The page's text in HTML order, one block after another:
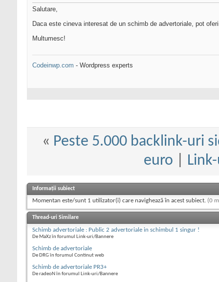
Salutare,
Daca este cineva interesat de un schimb de advertoriale, pot
Multumesc!
Codeinwp.com - Wordpress experts
« Peste 5.000 backlink-uri
euro
Informații subiect
Momentan este/sunt 1 utilizator(i) care navighează în acest subiect. (0
Thread-uri Similare
Schimb advertoriale : Public 2 advertoriale in schimbul 1 singur !
De MaXz în forumul Link-uri/Bannere
Schimb de advertoriale
De DRG în forumul Continut web
Schimb de advertoriale PR3+
De radeoN în forumul Link-uri/Bannere